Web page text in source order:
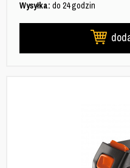
Wysyłka: do 24 godzin